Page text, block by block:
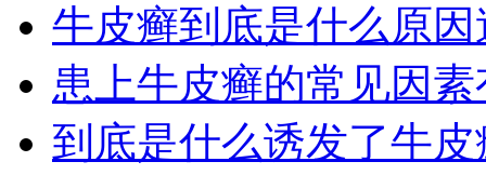
牛皮癣到底是什么原
患上牛皮癣的常见因
到底是什么诱发了牛